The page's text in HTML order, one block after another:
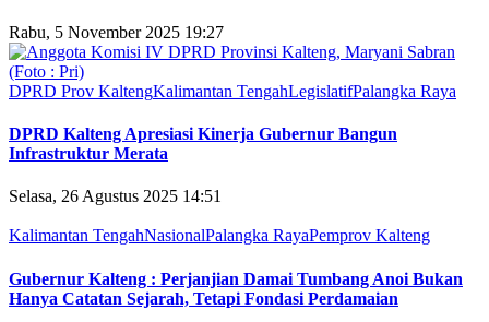
Rabu, 5 November 2025 19:27
DPRD Prov KaltengKalimantan TengahLegislatifPalangka Raya
DPRD Kalteng Apresiasi Kinerja Gubernur Bangun
Infrastruktur Merata
Selasa, 26 Agustus 2025 14:51
Kalimantan TengahNasionalPalangka RayaPemprov Kalteng
Gubernur Kalteng : Perjanjian Damai Tumbang Anoi Bukan
Hanya Catatan Sejarah, Tetapi Fondasi Perdamaian